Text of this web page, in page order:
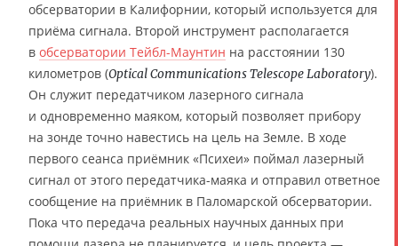
обсерватории в Калифорнии, который используется для
приёма сигнала. Второй инструмент располагается
в обсерватории Тейбл-Маунтин на расстоянии 130
километров (Optical Communications Telescope Laboratory).
Он служит передатчиком лазерного сигнала
и одновременно маяком, который позволяет прибору
на зонде точно навестись на цель на Земле. В ходе
первого сеанса приёмник «Психеи» поймал лазерный
сигнал от этого передатчика-маяка и отправил ответное
сообщение на приёмник в Паломарской обсерватории.
Пока что передача реальных научных данных при